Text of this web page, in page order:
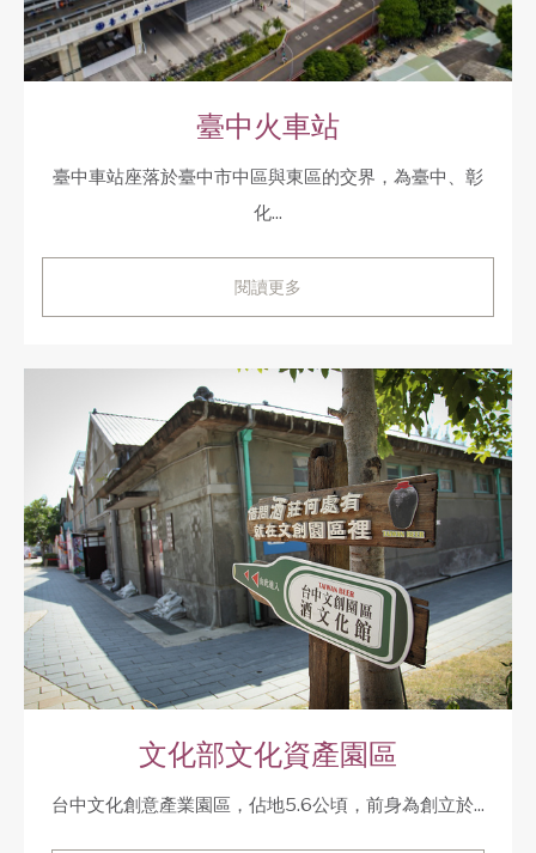
臺中火車站
臺中車站座落於臺中市中區與東區的交界，為臺中、彰
化...
閱讀更多
文化部文化資產園區
台中文化創意產業園區，佔地5.6公頃，前身為創立於...